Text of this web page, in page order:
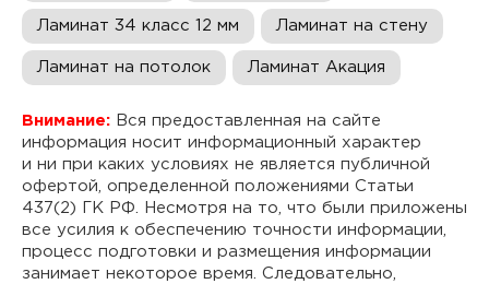
Ламинат 34 класс 12 мм Ламинат на стену
Ламинат на потолок Ламинат Акация
Внимание: Вся предоставленная на сайте
информация носит информационный характер
и ни при каких условиях не является публичной
офертой, определенной положениями Статьи
437(2) ГК РФ. Несмотря на то, что были приложены
все усилия к обеспечению точности информации,
процесс подготовки и размещения информации
занимает некоторое время. Следовательно,